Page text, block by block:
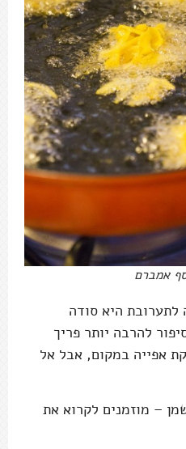
אמברם
לתערובת היא סודה
להרבה יותר פריך
אפייה במקום, אבל אל
– מוזמנים לקרוא את